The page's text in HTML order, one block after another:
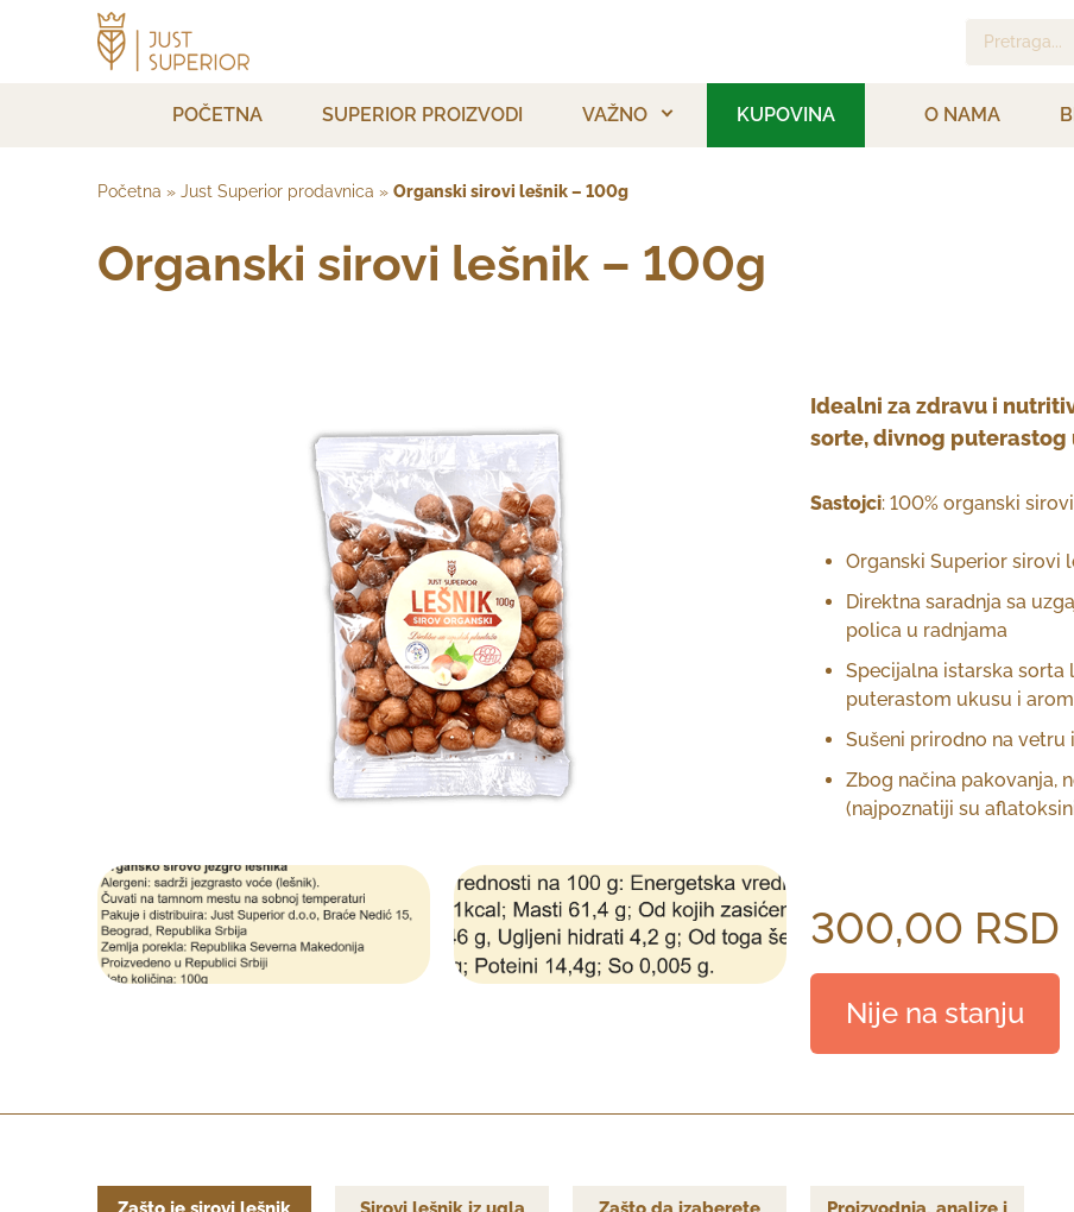
Pretraga...
POČETNA SUPERIOR PROIZVODI VAŽNO KUPOVINA O NAMA
Početna » Just Superior prodavnica » Organski sirovi lešnik – 100g
Organski sirovi lešnik – 100g
300,00 RSD
Idealni za zdravu i
sorte, divnog puterastog
Sastojci: 100% organski
Organski Superior sirovi
Direktna saradnja sa
polica u radnjama
Specijalna istarska sorta
puterastom ukusu i
Sušeni prirodno na
Zbog načina pakovanja,
(najpoznatiji su
Nije na stanju